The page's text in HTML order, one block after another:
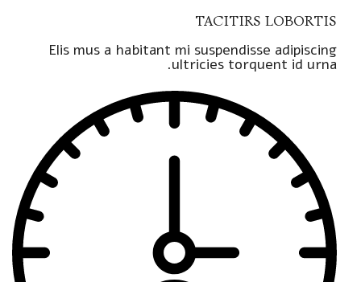
TACITIRS LOBORTIS
Elis mus a habitant mi suspendisse adipiscing
ultricies torquent id urna.